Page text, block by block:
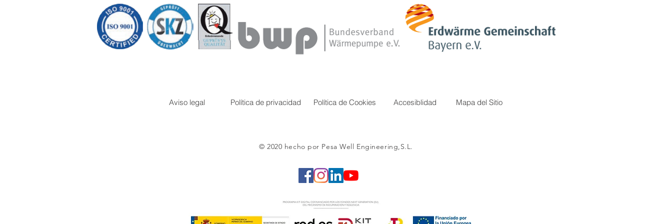
Aviso legal Política de privacidad Política de Cookies Accesiblidad Mapa del Sitio
© 2020 hecho por Pesa Well Engineering,S.L.